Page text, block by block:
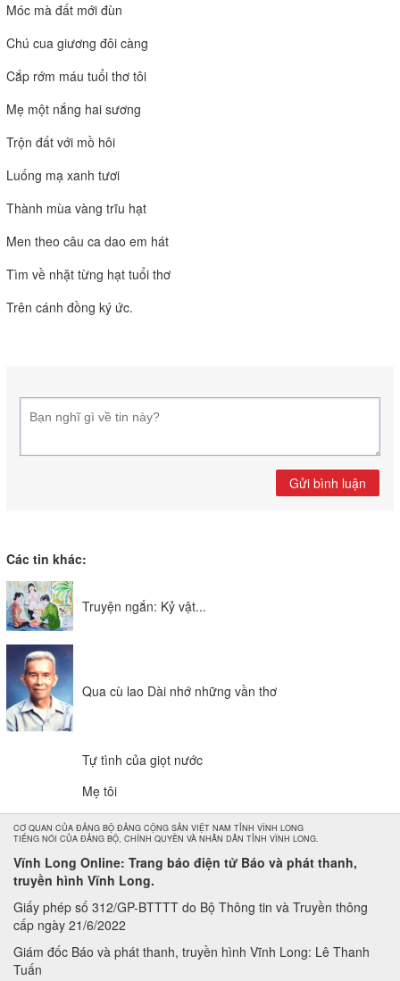
Móc mà đất mới đùn
Chú cua giương đôi càng
Cắp rớm máu tuổi thơ tôi
Mẹ một nắng hai sương
Trộn đất với mồ hôi
Luống mạ xanh tươi
Thành mùa vàng trĩu hạt
Men theo câu ca dao em hát
Tìm về nhặt từng hạt tuổi thơ
Trên cánh đồng ký ức.
Gửi bình luận
Các tin khác:
Truyện ngắn: Kỷ vật...
Qua cù lao Dài nhớ những vần thơ
Tự tình của giọt nước
Mẹ tôi
CƠ QUAN CỦA ĐẢNG BỘ ĐẢNG CỘNG SẢN VIỆT NAM TỈNH VĨNH LONG
TIẾNG NÓI CỦA ĐẢNG BỘ, CHÍNH QUYỀN VÀ NHÂN DÂN TỈNH VĨNH LONG.
Vĩnh Long Online: Trang báo điện tử Báo và phát thanh,
truyền hình Vĩnh Long.
Giấy phép số 312/GP-BTTTT do Bộ Thông tin và Truyền thông
cấp ngày 21/6/2022
Giám đốc Báo và phát thanh, truyền hình Vĩnh Long: Lê Thanh
Tuấn